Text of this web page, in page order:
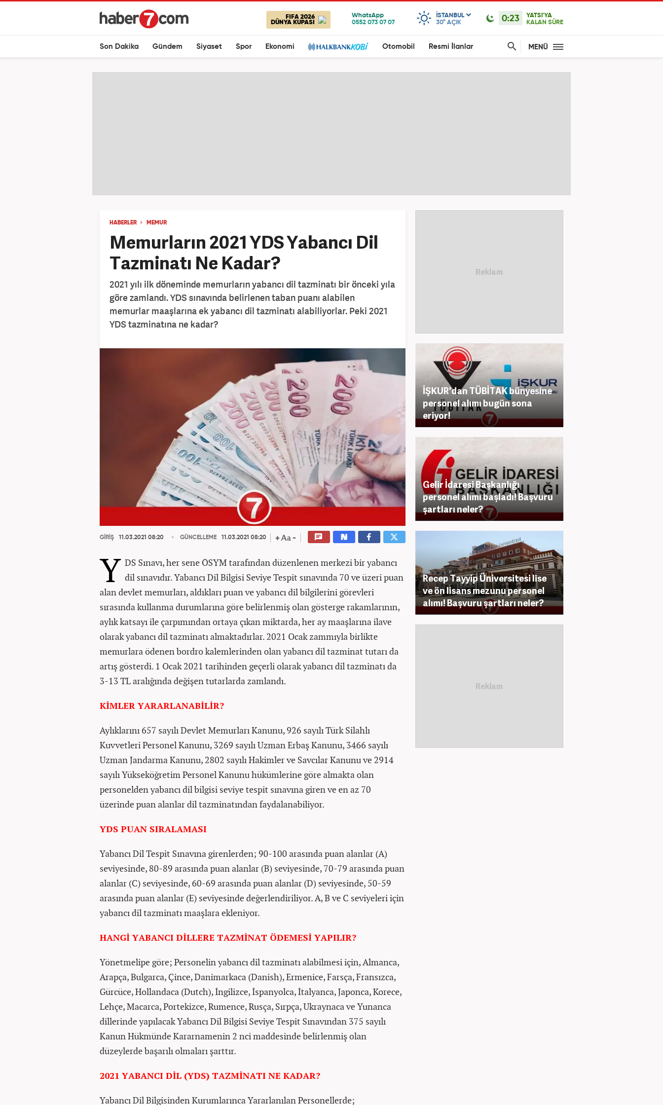
FIFA 2026
DÜNYA KUPASI
ISTANBUL
30° AÇIK 0:23
YATSI'YA
KALAN SÜRE
Son Dakika Gündem Siyaset Spor Ekonomi Otomobil Resmi İlanlar MENÜ
HABERLER MEMUR
Memurların 2021 YDS Yabancı Dil
Tazminatı Ne Kadar?
2021 yılı ilk döneminde memurların yabancı dil tazminatı bir önceki yıla
göre zamlandı. YDS sınavında belirlenen taban puanı alabilen
memurlar maaşlarına ek yabancı dil tazminatı alabiliyorlar. Peki 2021
YDS tazminatına ne kadar?
GİRİŞ 11.03.2021 08:20 GÜNCELLEME 11.03.2021 08:20
Y DS Sınavı, her sene ÖSYM tarafından düzenlenen merkezi bir yabancı
dil sınavıdır. Yabancı Dil Bilgisi Seviye Tespit sınavında 70 ve üzeri puan
alan devlet memurları, aldıkları puan ve yabancı dil bilgilerini görevleri
sırasında kullanma durumlarına göre belirlenmiş olan gösterge rakamlarının,
aylık katsayı ile çarpımından ortaya çıkan miktarda, her ay maaşlarına ilave
olarak yabancı dil tazminatı almaktadırlar. 2021 Ocak zammıyla birlikte
memurlara ödenen bordro kalemlerinden olan yabancı dil tazminat tutarı da
artış gösterdi. 1 Ocak 2021 tarihinden geçerli olarak yabancı dil tazminatı da
3-13 TL aralığında değişen tutarlarda zamlandı.
KİMLER YARARLANABİLİR?
Aylıklarını 657 sayılı Devlet Memurları Kanunu, 926 sayılı Türk Silahlı
Kuvvetleri Personel Kanunu, 3269 sayılı Uzman Erbaş Kanunu, 3466 sayılı
Uzman Jandarma Kanunu, 2802 sayılı Hakimler ve Savcılar Kanunu ve 2914
sayılı Yükseköğretim Personel Kanunu hükümlerine göre almakta olan
personelden yabancı dil bilgisi seviye tespit sınavına giren ve en az 70
üzerinde puan alanlar dil tazminatından faydalanabiliyor.
YDS PUAN SIRALAMASI
Yabancı Dil Tespit Sınavına girenlerden; 90-100 arasında puan alanlar (A)
seviyesinde, 80-89 arasında puan alanlar (B) seviyesinde, 70-79 arasında puan
alanlar (C) seviyesinde, 60-69 arasında puan alanlar (D) seviyesinde, 50-59
arasında puan alanlar (E) seviyesinde değerlendiriliyor. A, B ve C seviyeleri için
yabancı dil tazminatı maaşlara ekleniyor.
HANGİ YABANCI DİLLERE TAZMİNAT ÖDEMESİ YAPILIR?
Yönetmelipe göre; Personelin yabancı dil tazminatı alabilmesi için, Almanca,
Arapça, Bulgarca, Çince, Danimarkaca (Danish), Ermenice, Farsça, Fransızca,
Gürcüce, Hollandaca (Dutch), İngilizce, İspanyolca, İtalyanca, Japonca, Korece,
Lehçe, Macarca, Portekizce, Rumence, Rusça, Sırpça, Ukraynaca ve Yunanca
dillerinde yapılacak Yabancı Dil Bilgisi Seviye Tespit Sınavından 375 sayılı
Kanun Hükmünde Kararnamenin 2 nci maddesinde belirlenmiş olan
düzeylerde başarılı olmaları şarttır.
2021 YABANCI DİL (YDS) TAZMİNATI NE KADAR?
Yabancı Dil Bilgisinden Kurumlarınca Yararlanılan Personellerde;
İŞKUR'dan TÜBİTAK bünyesine
personel alımı bugün sona
eriyor!
Gelir İdaresi Başkanlığı
personel alımı başladı! Başvuru
şartları neler?
Recep Tayyip Üniversitesi lise
ve ön lisans mezunu personel
alımı! Başvuru şartları neler?